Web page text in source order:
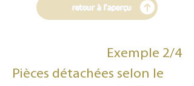
retour à l'aperçu
Exemple 2/4
Pièces détachées selon le